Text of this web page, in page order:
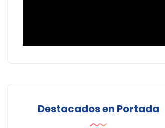
Destacados en Portada